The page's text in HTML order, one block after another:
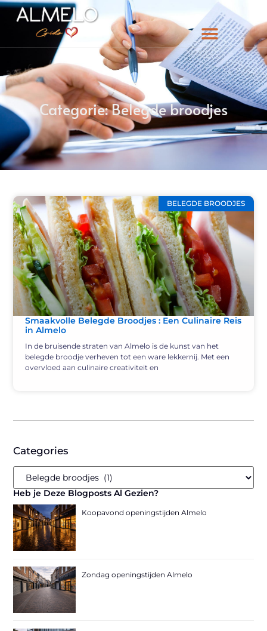
Categorie: Belegde broodjes
Categories
Heb je Deze Blogposts Al Gezien?
Koopavond openingstijden Almelo
Zondag openingstijden Almelo
BELEGDE BROODJES
Smaakvolle Belegde Broodjes : Een Culinaire Reis
in Almelo
In de bruisende straten van Almelo is de kunst van het
belegde broodje verheven tot een ware lekkernij. Met een
overvloed aan culinaire creativiteit en